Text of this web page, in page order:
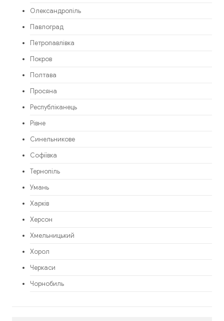
Олександропіль
Павлоград
Петропавлівка
Покров
Полтава
Просяна
Республіканець
Рівне
Синельникове
Софіївка
Тернопіль
Умань
Харків
Херсон
Хмельницький
Хорол
Черкаси
Чорнобиль